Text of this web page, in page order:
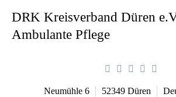
DRK Kreisverband Düren
Ambulante Pflege
Neumühle 6 52349 Düren